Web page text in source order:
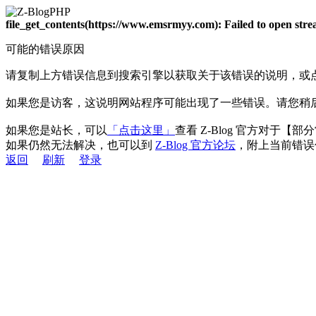
file_get_contents(https://www.emsrmyy.com): Failed to open
可能的错误原因
请复制上方错误信息到搜索引擎以获取关于该错误的说明，或
如果您是访客，这说明网站程序可能出现了一些错误。请您稍
如果您是站长，可以 「点击这里」 查看 Z-Blog 官方对于【部
如果仍然无法解决，也可以到 Z-Blog 官方论坛 ，附上当前错
返回
刷新 登录